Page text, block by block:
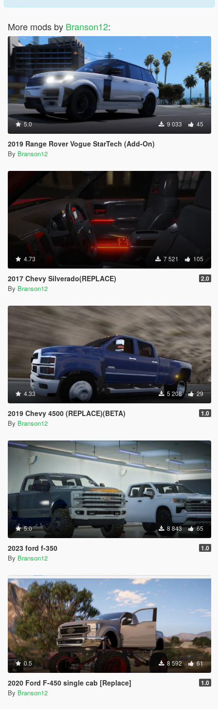
More mods by Branson12:
5.0 9 033 45
2019 Range Rover Vogue StarTech (Add-On)
By Branson12
4.73 7 521 105
2017 Chevy Silverado(REPLACE) 2.0
By Branson12
4.33 5 208 29
2019 Chevy 4500 (REPLACE)(BETA) 1.0
By Branson12
5.0 8 843 65
2023 ford f-350 1.0
By Branson12
0.5 8 592 61
2020 Ford F-450 single cab [Replace] 1.0
By Branson12